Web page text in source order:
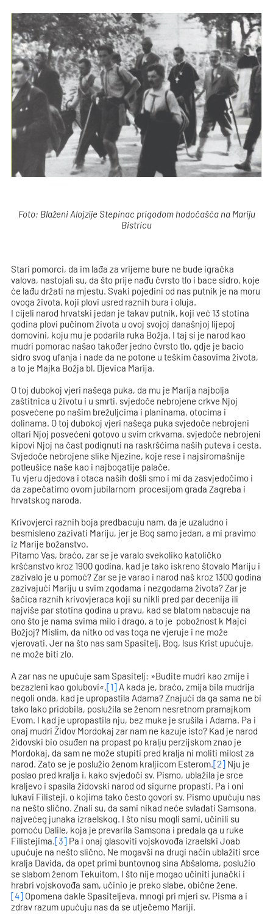
Foto: Blaženi Alojzije Stepinac prigodom hodočašća na Mariju
Bistricu
Stari pomorci, da im lađa za vrijeme bure ne bude igračka
valova, nastojali su, da što prije nađu čvrsto tlo i bace sidro, koje
će lađu držati na mjestu. Svaki pojedini od nas putnik je na moru
ovoga života, koji plovi usred raznih bura i oluja.
I cijeli narod hrvatski jedan je takav putnik, koji već 13 stotina
godina plovi pučinom života u ovoj svojoj današnjoj lijepoj
domovini, koju mu je podarila ruka Božja. I taj si je narod kao
mudri pomorac našao također jedno čvrsto tlo, gdje je bacio
sidro svog ufanja i nade da ne potone u teškim časovima života,
a to je Majka Božja bl. Djevica Marija.
O toj dubokoj vjeri našega puka, da mu je Marija najbolja
zaštitnica u životu i u smrti, svjedoče nebrojene crkve Njoj
posvećene po našim brežuljcima i planinama, otocima i
dolinama. O toj dubokoj vjeri našega puka svjedoče nebrojeni
oltari Njoj posvećeni gotovo u svim crkvama, svjedoče nebrojeni
kipovi Njoj na čast podignuti na raskršćima naših puteva i cesta.
Svjedoče nebrojene slike Njezine, koje rese i najsiromašnije
potleušice naše kao i najbogatije palače.
Tu vjeru djedova i otaca naših došli smo i mi da zasvjedočimo i
da zapečatimo ovom jubilarnom procesijom grada Zagreba i
hrvatskog naroda.
Krivovjerci raznih boja predbacuju nam, da je uzaludno i
besmisleno zazivati Mariju, jer je Bog samo jedan, a mi pravimo
iz Marije božanstvo.
Pitamo Vas, braćo, zar se je varalo svekoliko katoličko
kršćanstvo kroz 1900 godina, kad je tako iskreno štovalo Mariju i
zazivalo je u pomoć? Zar se je varao i narod naš kroz 1300 godina
zazivajući Mariju u svim zgodama i nezgodama života? Zar je
šačica raznih krivovjeraca koji su nikli pred par decenija ili
najviše par stotina godina u pravu, kad se blatom nabacuje na
ono što je nama svima milo i drago, a to je pobožnost k Majci
Božjoj? Mislim, da nitko od vas toga ne vjeruje i ne može
vjerovati. Jer na što nas sam Spasitelj, Bog, lsus Krist upućuje,
ne može biti zlo.
A zar nas ne upućuje sam Spasitelj: »Budite mudri kao zmije i
bezazleni kao golubovi«.[1] A kada je, braćo, zmija bila mudrija
negoli onda, kad je upropastila Adama? Znajući da ga sama ne bi
tako lako pridobila, poslužila se ženom nesretnom pramajkom
Evom. I kad je upropastila nju, bez muke je srušila i Adama. Pa i
onaj mudri Židov Mordokaj zar nam ne kazuje isto? Kad je narod
židovski bio osuđen na propast po kralju perzijskom znao je
Mordokaj, da sam ne može stupiti pred kralja ni moliti milost za
narod. Zato se je poslužio ženom kraljicom Esterom.[2] Nju je
poslao pred kralja i, kako svjedoči sv. Pismo, ublažila je srce
kraljevo i spasila židovski narod od sigurne propasti. Pa i oni
lukavi Filisteji, o kojima tako često govori sv. Pismo upućuju nas
na nešto slično. Znali su, da sami nikad neće svladati Samsona,
najvećeg junaka izraelskog. I što nisu mogli sami, učinili su
pomoću Dalile, koja je prevarila Samsona i predala ga u ruke
Filistejima.[3] Pa i onaj glasoviti vojskovođa izraelski Joab
upućuje na nešto slično. Ne mogavši na drugi način ublažiti srce
kralja Davida, da opet primi buntovnog sina Abšaloma, poslužio
se slabom ženom Tekuitom. I što nije mogao učiniti junački i
hrabri vojskovođa sam, učinio je preko slabe, obične žene.
[4] Opomena dakle Spasiteljeva, mnogi pri­ mjeri sv. Pisma a i
zdrav razum upućuju nas da se utječemo Mariji.